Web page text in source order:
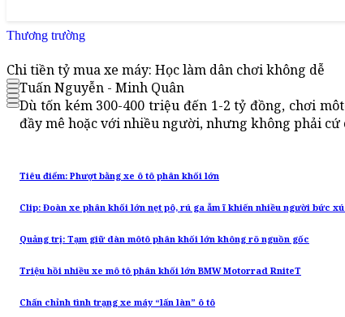
Thương trường
Chi tiền tỷ mua xe máy: Học làm dân chơi không dễ
Tuấn Nguyễn - Minh Quân
Dù tốn kém 300-400 triệu đến 1-2 tỷ đồng, chơi
đầy mê hoặc với nhiều người, nhưng không phải
Tiêu điểm: Phượt bằng xe ô tô phân khối lớn
Clip: Đoàn xe phân khối lớn nẹt pô, rú ga ẫm ĩ khiến nhiều người bức
Quảng trị: Tạm giữ dàn môtô phân khối lớn không rõ nguồn gốc
Triệu hồi nhiều xe mô tô phân khối lớn BMW Motorrad RniteT
Chấn chỉnh tình trạng xe máy “lấn làn” ô tô